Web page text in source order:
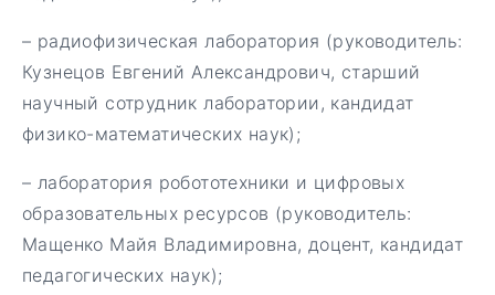
– радиофизическая лаборатория (руководитель:
Кузнецов Евгений Александрович, старший
научный сотрудник лаборатории, кандидат
физико-математических наук);
– лаборатория робототехники и цифровых
образовательных ресурсов (руководитель:
Мащенко Майя Владимировна, доцент, кандидат
педагогических наук);